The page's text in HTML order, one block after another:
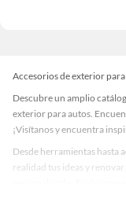
Accesorios de exterior
Descubre un amplio
exterior para autos.
¡Visítanos y encuentra
Desde herramientas hasta
realidad tus ideas y
accesorios de calidad que